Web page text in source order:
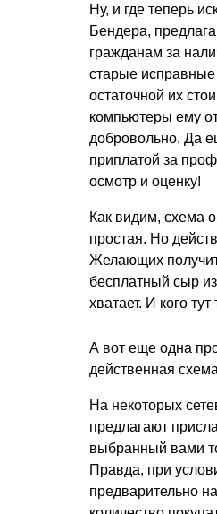
Ну, и где теперь
Бендера,
гражданам за
старые
остаточной их
компьютеры ему
добровольно. Да
приплатой за
осмотр и оценку!
Как видим, схема
простая. Но
Желающих
бесплатный сыр
хватает. И кого тут
А вот еще одна
действенная
На некоторых
предлагают
выбранный вами
Правда, при
предварительно